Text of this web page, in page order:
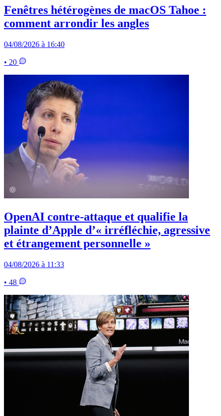
Fenêtres hétérogènes de macOS Tahoe :
comment arrondir les angles
04/08/2026 à 16:40
• 20
OpenAI contre-attaque et qualifie la
plainte d’Apple d’« irréfléchie, agressive
et étrangement personnelle »
04/08/2026 à 11:33
• 48